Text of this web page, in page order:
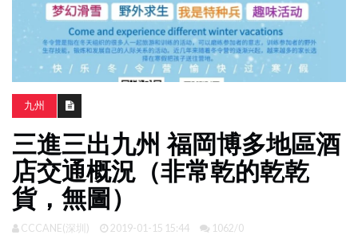
韓
遊
攻
體
驗
照
片
九州
三進三出九州 福岡博多地區酒
店交通概況（非常乾的乾乾
貨，無圖）
CCCANE(深圳) 2019-01-15 15:44 1062/0